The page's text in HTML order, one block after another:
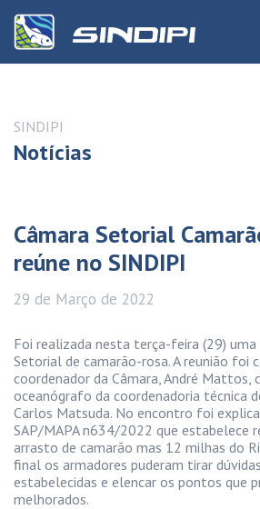
SINDIPI
Notícias
Câmara Setorial
reúne no SINDIPI
29 de Março de 2022
Foi realizada nesta terça-feira (29) uma
Setorial de camarão-rosa. A reunião foi
coordenador da Câmara, André Mattos,
oceanógrafo da coordenadoria técnica
Carlos Matsuda. No encontro foi
SAP/MAPA n634/2022 que estabelece
arrasto de camarão mas 12 milhas do
final os armadores puderam tirar
estabelecidas e elencar os pontos que
melhorados.